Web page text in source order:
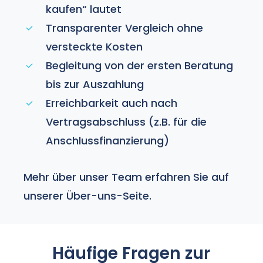
kaufen“ lautet
Transparenter Vergleich ohne
versteckte Kosten
Begleitung von der ersten Beratung
bis zur Auszahlung
Erreichbarkeit auch nach
Vertragsabschluss (z.B. für die
Anschlussfinanzierung)
Mehr über unser Team erfahren Sie auf
unserer Über-uns-Seite.
Häufige Fragen zur